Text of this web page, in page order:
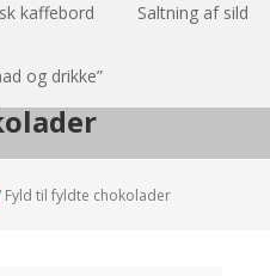
kaffebord Saltning af sild
og drikke”
Fyld til fyldte chokolader